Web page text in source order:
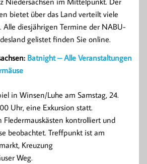
bietet über das Land verteilt viele
Alle diesjährigen Termine der NABU-
gelistet finden Sie online.
Batnight – Alle Veranstaltungen
in Winsen/Luhe am Samstag, 24.
Uhr, eine Exkursion statt.
Fledermauskästen kontrolliert und
beobachtet. Treffpunkt ist am
Kreuzung
Weg.